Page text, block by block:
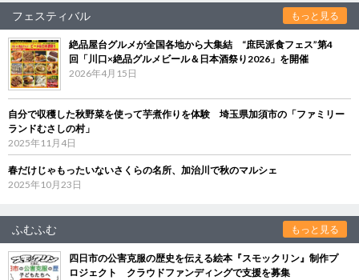
フェスティバル もっと見る
絶品屋台グルメが全国各地から大集結 “庶民派食フェス”第4
回「川口×絶品グルメビール＆日本酒祭り2026」を開催
2026年4月15日
自分で収穫した秋野菜を使って芋煮作りを体験 埼玉県加須市の「ファミリー
ランドむさしの村」
2025年11月4日
春だけじゃもったいないさくらの名所、加治川で秋のマルシェ
2025年10月23日
ふむふむ もっと見る
四日市の公害克服の歴史を伝える絵本『スモックリン』制作プ
ロジェクト クラウドファンディングで支援を募集